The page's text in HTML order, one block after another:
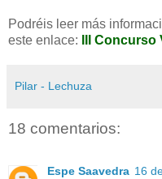
Podréis leer más
este enlace:
III
Pilar - Lechuza
18 comentarios:
Espe Saavedra 16